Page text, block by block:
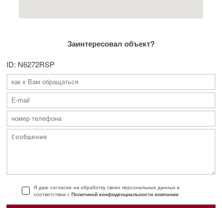
Заинтересовал объект?
ID: N6272RSP
Я даю согласие на обработку своих персональных данных в
соответствии с Политикой конфиденциальности компании